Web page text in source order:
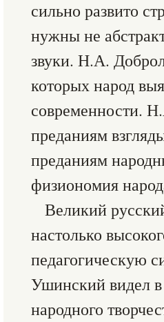
сильно развито
нужны не
звуки. Н.А.
которых народ
современности.
преданиям
преданиям
физиономия
Великий
настолько
педагогическую
Ушинский видел в
народного